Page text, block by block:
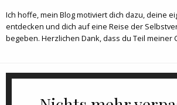
Ich hoffe, mein Blog motiviert dich dazu, deine
entdecken und dich auf eine Reise der
begeben. Herzlichen Dank, dass du Teil meiner